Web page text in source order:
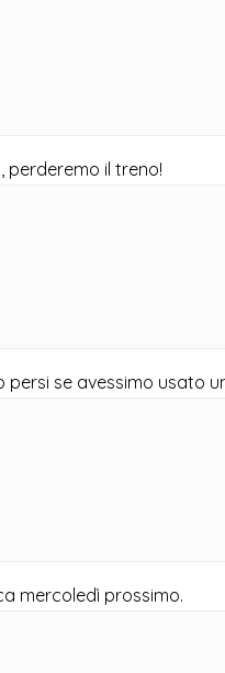
perderemo il treno!
persi se avessimo usato
mercoledì prossimo.